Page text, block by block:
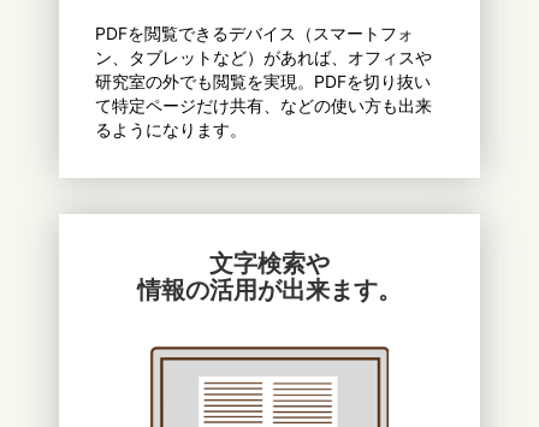
PDFを閲覧できるデバイス（スマートフォ
ン、タブレットなど）があれば、オフィスや
研究室の外でも閲覧を実現。PDFを切り抜い
て特定ページだけ共有、などの使い方も出来
るようになります。
文字検索や
情報の活用が出来ます。